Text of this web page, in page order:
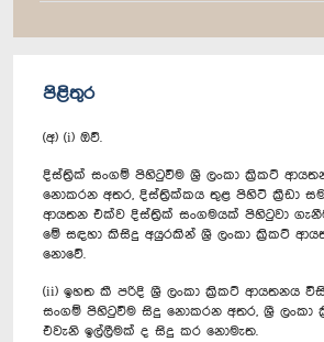
පිළිතුර
(අ) (i) ඔව්.
දිස්ත්‍රික් සංගම් පිහිටුවීම ශ්‍රී ලංකා ක්‍රිකට්
නොකරන අතර, දිස්ත්‍රික්කය තුළ පිහිටි ක්‍රීඩා
ආයතන එක්ව දිස්ත්‍රික් සංගමයක් පිහිටුවා
මේ සඳහා කිසිදු අයුරකින් ශ්‍රී ලංකා ක්‍රිකට්
නොවේ.
(ii) ඉහත කී පරිදි ශ්‍රී ලංකා ක්‍රිකට් ආයතනය
සංගම් පිහිටුවීම සිදු නොකරන අතර, ශ්‍රී ලංකා
එවැනි ඉල්ලීමක් ද සිදු කර නොමැත.